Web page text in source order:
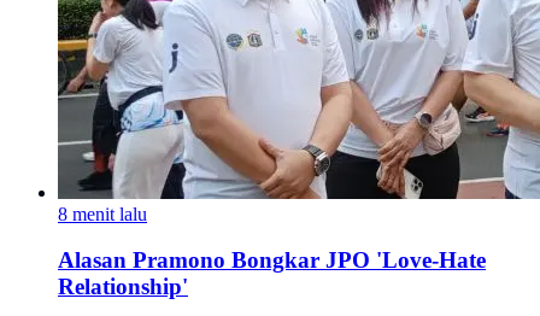
8 menit lalu
Alasan Pramono Bongkar JPO 'Love-Hate
Relationship'